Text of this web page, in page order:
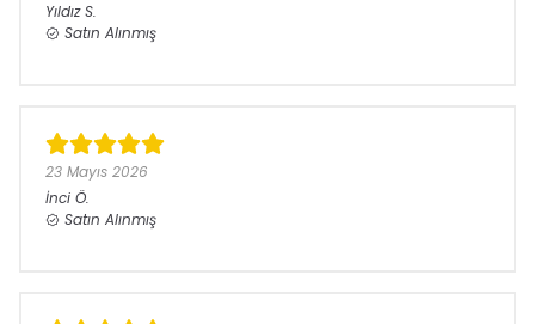
Yıldız S.
Satın Alınmış
23 Mayıs 2026
İnci Ö.
Satın Alınmış